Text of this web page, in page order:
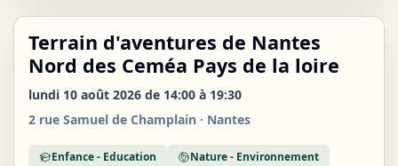
LUN
10
Terrain d'aventures de Nantes
Nord des Ceméa Pays de la loire
lundi 10 août 2026 de 14:00 à 19:30
2 rue Samuel de Champlain · Nantes
Enfance - Education
Nature - Environnement